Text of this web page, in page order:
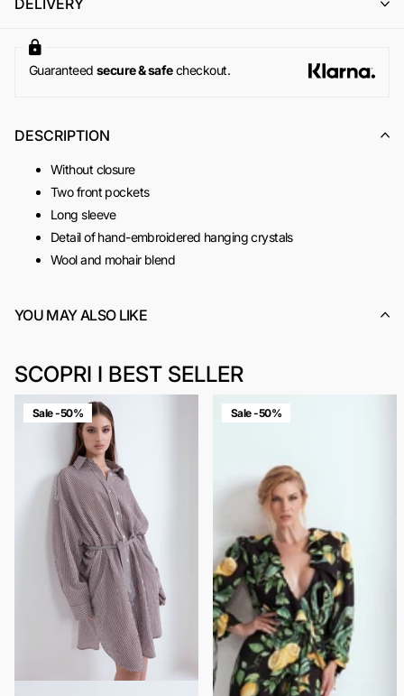
Per maggiori informazioni, si invita a consultare la sezione
dedicata aiResi e Rimborsi.
DELIVERY
Guaranteed secure & safecheckout.
DESCRIPTION
Without closure
Two front pockets
Long sleeve
Detail of hand-embroidered hanging crystals
Wool and mohair blend
YOU MAY ALSO LIKE
SCOPRI I BEST SELLER
Sale -50% Sale -50%